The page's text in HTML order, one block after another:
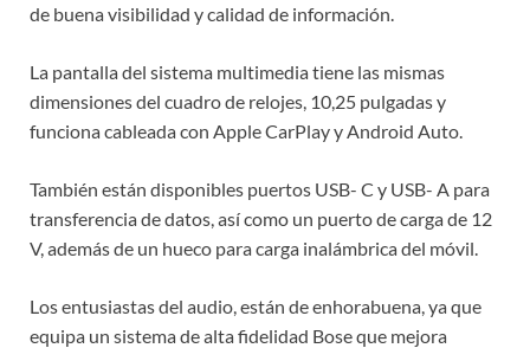
de buena visibilidad y calidad de información.
La pantalla del sistema multimedia tiene las mismas
dimensiones del cuadro de relojes, 10,25 pulgadas y
funciona cableada con Apple CarPlay y Android Auto.
También están disponibles puertos USB- C y USB- A para
transferencia de datos, así como un puerto de carga de 12
V, además de un hueco para carga inalámbrica del móvil.
Los entusiastas del audio, están de enhorabuena, ya que
equipa un sistema de alta fidelidad Bose que mejora